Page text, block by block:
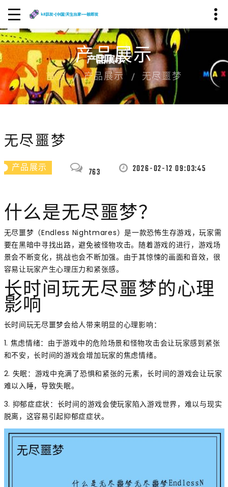
产品展示
首页 产品展示 无尽噩梦
无尽噩梦
产品展示 763 2026-02-12 09:03:45
什么是无尽噩梦？
无尽噩梦（Endless Nightmares）是一款恐怖生存游戏，玩家需
要在黑暗中寻找出路，避免被怪物攻击。随着游戏的进行，游戏场
景会不断变化，挑战也会不断加强。由于其惊悚的画面和音效，很
容易让玩家产生心理压力和紧张感。
长时间玩无尽噩梦的心理
影响
长时间玩无尽噩梦会给人带来明显的心理影响：
1. 焦虑情绪：由于游戏中的危险场景和怪物攻击会让玩家感到紧张
和不安，长时间的游戏会增加玩家的焦虑情绪。
2. 失眠：游戏中充满了恐惧和紧张的元素，长时间的游戏会让玩家
难以入睡，导致失眠。
3. 抑郁症症状：长时间的游戏会使玩家陷入游戏世界，难以与现实
脱离，这容易引起抑郁症症状。